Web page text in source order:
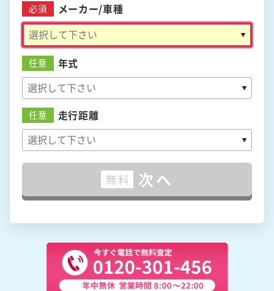
必須 メーカー/車種
任意 年式
任意 走行距離
無料 次へ